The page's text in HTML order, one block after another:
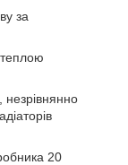
за
20